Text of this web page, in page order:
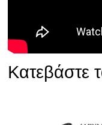
Κατεβάστε